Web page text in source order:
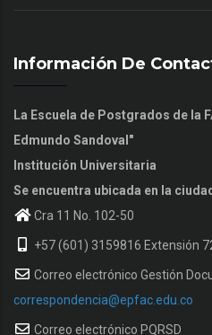
Información De
La Escuela de Postgrados de la
Edmundo Sandoval"
Institución Universitaria
Se encuentra ubicada en la
Cra 11 No. 102-50
+57 (601) 3159816 Extensión
Correo electrónico Gestión
correspondencia@epfac.edu.co
Correo electrónico PQRSD